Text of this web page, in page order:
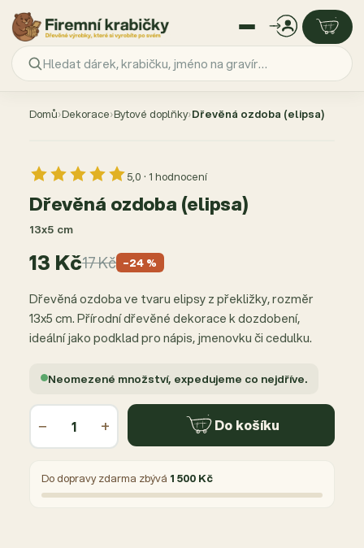
Domů›Dekorace›Bytové doplňky›Dřevěná ozdoba (elipsa)
AKCE −24 %
5,0 · 1 hodnocení
Dřevěná ozdoba (elipsa)
13x5 cm
13 Kč17 Kč −24 %
Dřevěná ozdoba ve tvaru elipsy z překližky, rozměr
13x5 cm. Přírodní dřevěné dekorace k dozdobení,
ideální jako podklad pro nápis, jmenovku či cedulku.
Neomezené množství, expedujeme co nejdříve.
− + Do košíku
Do dopravy zdarma zbývá 1 500 Kč